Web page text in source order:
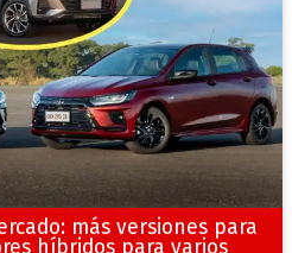
más versiones para
híbridos para varios